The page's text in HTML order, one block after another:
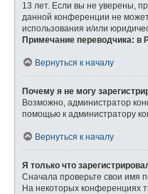
13 лет. Если вы не уверены,
данной конференции не
использования и/или
Примечание переводчика: в
Вернуться к началу
Почему я не могу
Возможно, администратор
помощью к администратору
Вернуться к началу
Я только что
Сначала проверьте свои имя
На некоторых конференциях